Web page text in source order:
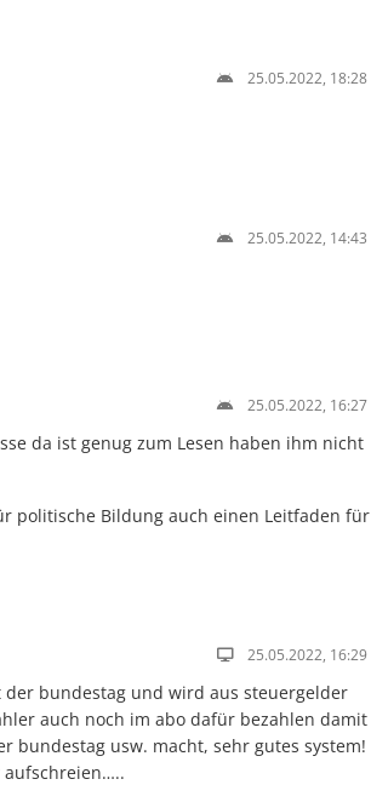
25.05.2022, 18:28
25.05.2022, 14:43
25.05.2022, 16:27
da ist genug zum Lesen haben ihm nicht
politische Bildung auch einen Leitfaden für
25.05.2022, 16:29
bundestag und wird aus steuergelder
auch noch im abo dafür bezahlen damit
bundestag usw. macht, sehr gutes system!